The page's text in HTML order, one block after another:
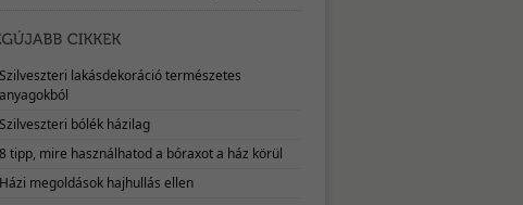
Szilveszteri lakásdekoráció természetes
anyagokból
Szilveszteri bólék házilag
8 tipp, mire használhatod a bóraxot a ház körül
Házi megoldások hajhullás ellen